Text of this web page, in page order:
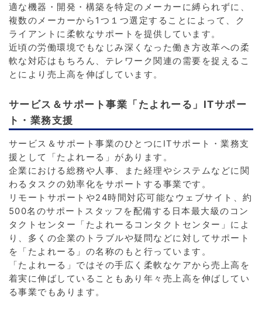
適な機器・開発・構築を特定のメーカーに縛られずに、
複数のメーカーから1つ１つ選定することによって、ク
ライアントに柔軟なサポートを提供しています。
近頃の労働環境でもなじみ深くなった働き方改革への柔
軟な対応はもちろん、テレワーク関連の需要を捉えるこ
とにより売上高を伸ばしています。
サービス＆サポート事業「たよれーる」ITサポー
ト・業務支援
サービス＆サポート事業のひとつにITサポート・業務支
援として「たよれーる」があります。
企業における総務や人事、また経理やシステムなどに関
わるタスクの効率化をサポートする事業です。
リモートサポートや24時間対応可能なウェブサイト、約
500名のサポートスタッフを配備する日本最大級のコン
タクトセンター「たよれーるコンタクトセンター」によ
り、多くの企業のトラブルや疑問などに対してサポート
を「たよれーる」の名称のもと行っています。
「たよれーる」ではその手広く柔軟なケアから売上高を
着実に伸ばしていることもあり年々売上高を伸ばしてい
る事業でもあります。